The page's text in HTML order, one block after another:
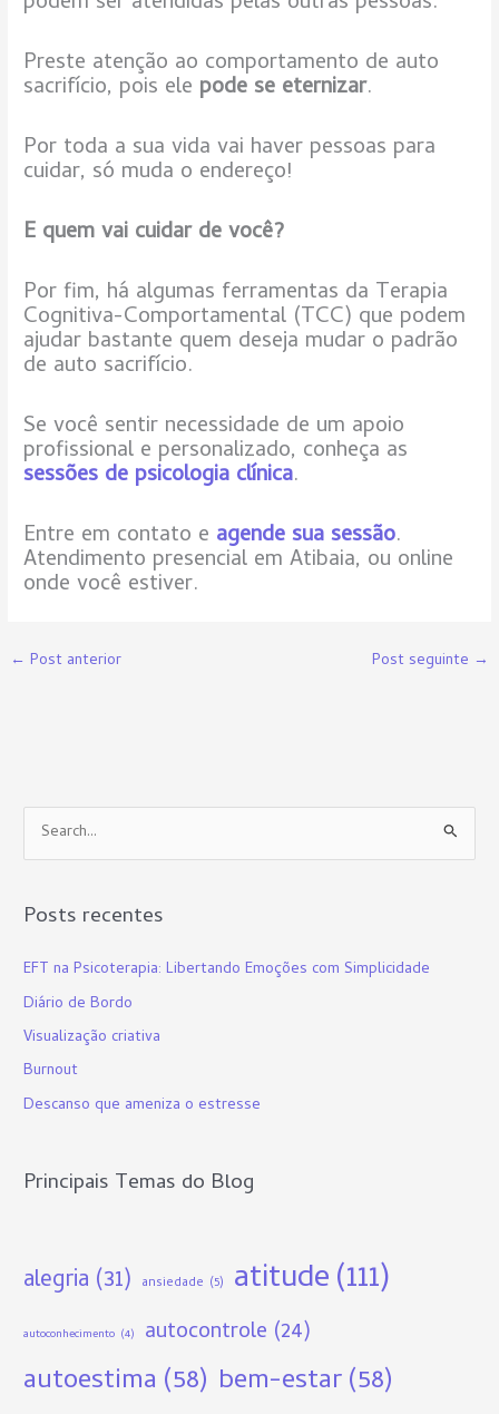
Preste atenção ao comportamento de auto
sacrifício, pois ele pode se eternizar.
Por toda a sua vida vai haver pessoas para
cuidar, só muda o endereço!
E quem vai cuidar de você?
Por fim, há algumas ferramentas da Terapia
Cognitiva-Comportamental (TCC) que podem
ajudar bastante quem deseja mudar o padrão
de auto sacrifício.
Se você sentir necessidade de um apoio
profissional e personalizado, conheça as
sessões de psicologia clínica.
Entre em contato e agende sua sessão.
Atendimento presencial em Atibaia, ou online
onde você estiver.
← Post anterior Post seguinte →
e
q
s
a
r
p
:
Posts recentes
EFT na Psicoterapia: Libertando Emoções com Simplicidade
Diário de Bordo
Visualização criativa
Burnout
Descanso que ameniza o estresse
Principais Temas do Blog
alegria (31) ansiedade (5) atitude(111)
autoconhecimento (4) autocontrole (24)
autoestima (58) bem-estar(58)